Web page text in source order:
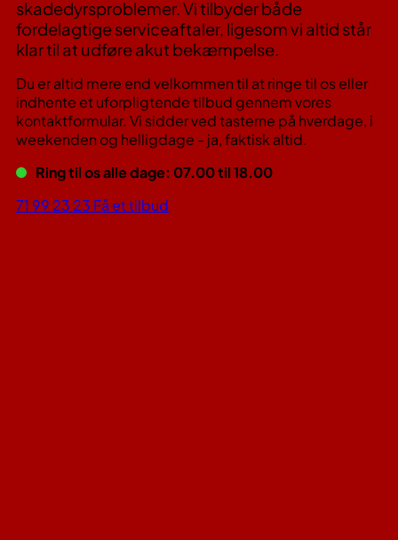
skadedyrsproblemer. Vi tilbyder både
fordelagtige serviceaftaler, ligesom vi altid står
klar til at udføre akut bekæmpelse.
Du er altid mere end velkommen til at ringe til os eller
indhente et uforpligtende tilbud gennem vores
kontaktformular. Vi sidder ved tasterne på hverdage, i
weekenden og helligdage - ja, faktisk altid.
Ring til os alle dage: 07.00 til 18.00
71 99 23 23 Få et tilbud